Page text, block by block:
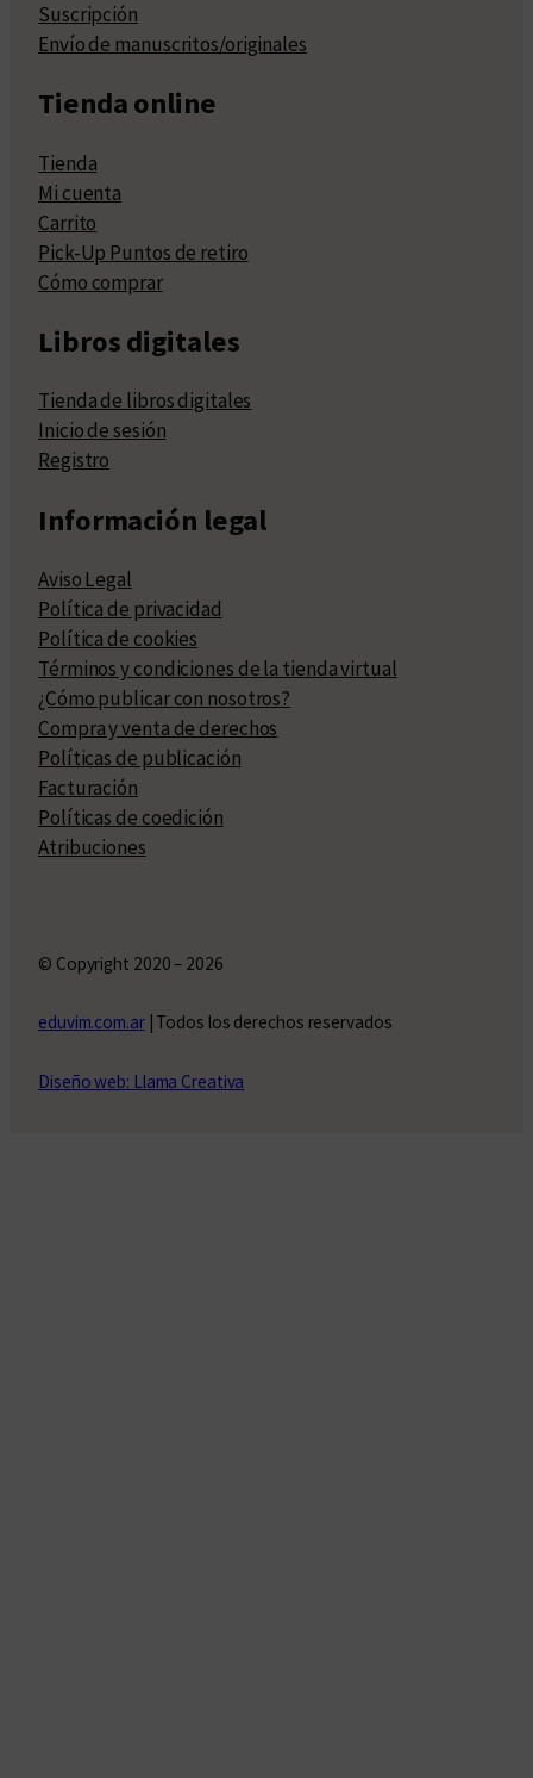
Suscripción
Envío de manuscritos/originales
Tienda online
Tienda
Mi cuenta
Carrito
Pick-Up Puntos de retiro
Cómo comprar
Libros digitales
Tienda de libros digitales
Inicio de sesión
Registro
Información legal
Aviso Legal
Política de privacidad
Política de cookies
Términos y condiciones de la tienda virtual
¿Cómo publicar con nosotros?
Compra y venta de derechos
Políticas de publicación
Facturación
Políticas de coedición
Atribuciones
© Copyright 2020 – 2026
eduvim.com.ar| Todos los derechos reservados
Diseño web: Llama Creativa